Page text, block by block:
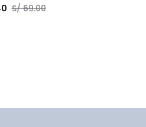
S/ 69.00